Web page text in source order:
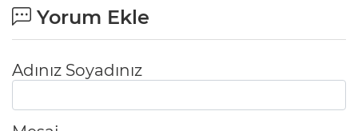
Yorum Ekle
Adınız Soyadınız